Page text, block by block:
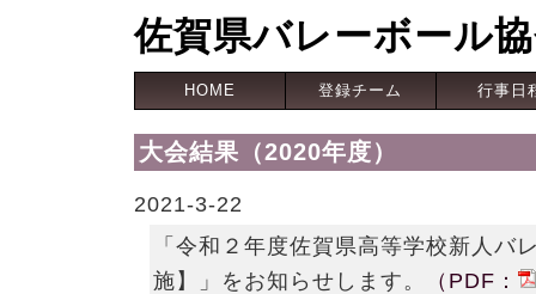
佐賀県バレーボール
HOME 登録チーム 行事日
大会結果（2020年度）
2021-3-22
「令和２年度佐賀県高等学校新人
施】」をお知らせします。
（PDF：